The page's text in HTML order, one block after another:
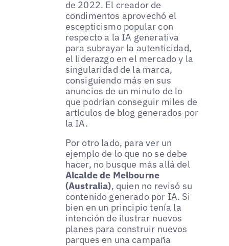
de 2022. El creador de
condimentos aprovechó el
escepticismo popular con
respecto a la IA generativa
para subrayar la autenticidad,
el liderazgo en el mercado y la
singularidad de la marca,
consiguiendo más en sus
anuncios de un minuto de lo
que podrían conseguir miles de
artículos de blog generados por
la IA.
Por otro lado, para ver un
ejemplo de lo que no se debe
hacer, no busque más allá del
Alcalde de Melbourne
(Australia), quien no revisó su
contenido generado por IA. Si
bien en un principio tenía la
intención de ilustrar nuevos
planes para construir nuevos
parques en una campaña